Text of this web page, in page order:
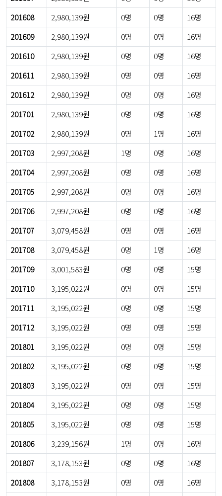
201608
2,980,139원 0명 0명
16명
201609
2,980,139원 0명 0명
16명
201610
2,980,139원 0명 0명
16명
201611
2,980,139원 0명 0명
16명
201612
2,980,139원 0명 0명
16명
201701
2,980,139원 0명 0명
16명
201702
2,980,139원 0명 1명
16명
201703
2,997,208원 1명 0명
16명
201704
2,997,208원 0명 0명
16명
201705
2,997,208원 0명 0명
16명
201706
2,997,208원 0명 0명
16명
201707
3,079,458원 0명 0명
16명
201708
3,079,458원 0명 1명
16명
201709
3,001,583원 0명 0명
15명
201710
3,195,022원 0명 0명
15명
201711
3,195,022원 0명 0명
15명
201712
3,195,022원 0명 0명
15명
201801
3,195,022원 0명 0명
15명
201802
3,195,022원 0명 0명
15명
201803
3,195,022원 0명 0명
15명
201804
3,195,022원 0명 0명
15명
201805
3,195,022원 0명 0명
15명
201806
3,239,156원 1명 0명
16명
201807
3,178,153원 0명 0명
16명
201808
3,178,153원 0명 0명
16명